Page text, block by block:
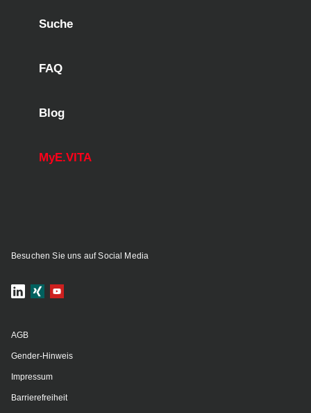
Suche
FAQ
Blog
MyE.VITA
Besuchen Sie uns auf Social Media
AGB
Gender-Hinweis
Impressum
Barrierefreiheit